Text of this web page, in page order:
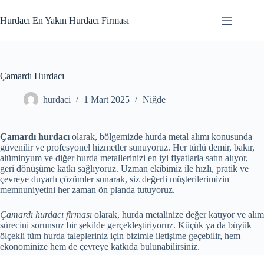
to
content
Hurdacı En Yakın Hurdacı Firması
Çamardı Hurdacı
hurdaci 1 Mart 2025 Niğde
Çamardı hurdacı olarak, bölgemizde hurda metal alımı konusunda
güvenilir ve profesyonel hizmetler sunuyoruz. Her türlü demir, bakır,
alüminyum ve diğer hurda metallerinizi en iyi fiyatlarla satın alıyor,
geri dönüşüme katkı sağlıyoruz. Uzman ekibimiz ile hızlı, pratik ve
çevreye duyarlı çözümler sunarak, siz değerli müşterilerimizin
memnuniyetini her zaman ön planda tutuyoruz.
Çamardı hurdacı firması olarak, hurda metalinize değer katıyor ve alım
sürecini sorunsuz bir şekilde gerçekleştiriyoruz. Küçük ya da büyük
ölçekli tüm hurda talepleriniz için bizimle iletişime geçebilir, hem
ekonominize hem de çevreye katkıda bulunabilirsiniz.